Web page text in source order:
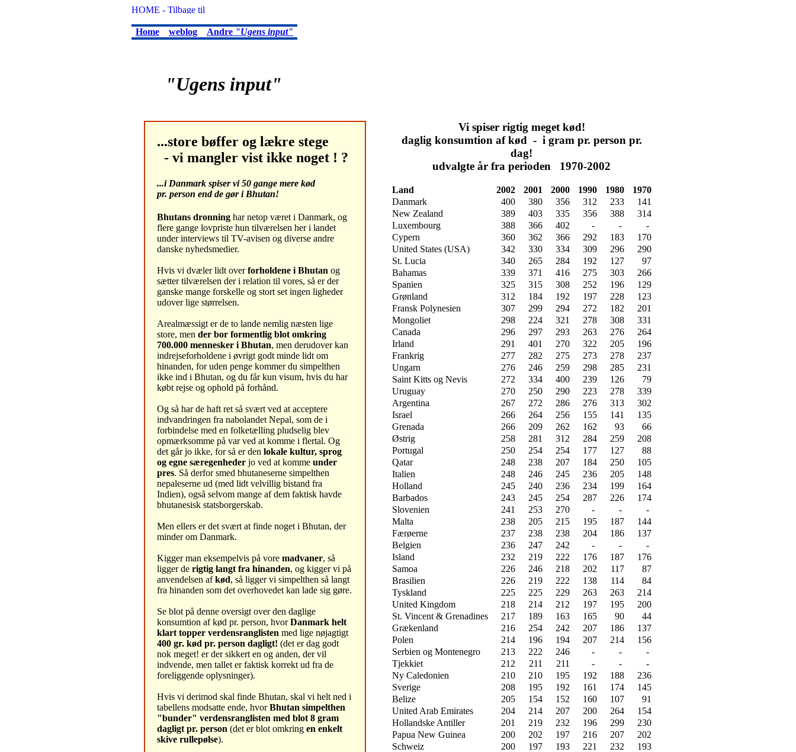
Home weblog Andre "Ugens input"
"Ugens input"
...store bøffer og lækre stege
- vi mangler vist ikke noget ! ?
...i Danmark spiser vi 50 gange mere kød
pr. person end de gør i Bhutan!
Bhutans dronninghar netop været i Danmark, og
flere gange lovpriste hun tilværelsen her i landet
under interviews til TV-avisen og diverse andre
danske nyhedsmedier.
Hvis vi dvæler lidt overforholdene i Bhutanog
sætter tilværelsen der i relation til vores, så er der
ganske mange forskelle og stort set ingen ligheder
udover lige størrelsen.
Arealmæssigt er de to lande nemlig næsten lige
store, men der bor formentlig blot omkring
700.000 mennesker i Bhutan, men derudover kan
indrejseforholdene i øvrigt godt minde lidt om
hinanden, for uden penge kommer du simpelthen
ikke ind i Bhutan, og du får kun visum, hvis du har
købt rejse og ophold på forhånd.
Og så har de haft ret så svært ved at acceptere
indvandringen fra nabolandet Nepal, som de i
forbindelse med en folketælling pludselig blev
opmærksomme på var ved at komme i flertal. Og
det går jo ikke, for så er den lokale kultur, sprog
og egne særegenhederjo ved at komme under
pres. Så derfor smed bhutaneserne simpelthen
nepaleserne ud (med lidt velvillig bistand fra
Indien), også selvom mange af dem faktisk havde
bhutanesisk statsborgerskab.
Men ellers er det svært at finde noget i Bhutan, der
minder om Danmark.
Kigger man eksempelvis på vore madvaner, så
ligger de rigtig langt fra hinanden, og kigger vi på
anvendelsen afkød, så ligger vi simpelthen så langt
fra hinanden som det overhovedet kan lade sig gøre.
Se blot på denne oversigt over den daglige
konsumtion af kød pr. person, hvorDanmark helt
klart topper verdensranglistenmed lige nøjagtigt
400 gr. kød pr. person dagligt! (det er dag godt
nok meget! er der sikkert en og anden, der vil
indvende, men tallet er faktisk korrekt ud fra de
foreliggende oplysninger).
Hvis vi derimod skal finde Bhutan, skal vi helt ned i
tabellens modsatte ende, hvorBhutan simpelthen
"bunder" verdensranglisten med blot 8 gram
dagligt pr. person(det er blot omkring en enkelt
skive rullepølse).
Vi spiser rigtig meget kød!
daglig konsumtion af kød - i gram pr. person pr.
dag!
udvalgte år fra perioden 1970-2002
Land 2002 2001 2000 1990 1980
1970
Danmark
400 380 356 312 233
141
New Zealand
389 403 335 356 388
314
Luxembourg
388 366 402 - -
-
Cypern
360 362 366 292 183
170
United States (USA)
342 330 334 309 296
290
St. Lucia
340 265 284 192 127
97
Bahamas
339 371 416 275 303
266
Spanien
325 315 308 252 196
129
Grønland
312 184 192 197 228
123
Fransk Polynesien
307 299 294 272 182
201
Mongoliet
298 224 321 278 308
331
Canada
296 297 293 263 276
264
Irland
291 401 270 322 205
196
Frankrig
277 282 275 273 278
237
Ungarn
276 246 259 298 285
231
Saint Kitts og Nevis
272 334 400 239 126
79
Uruguay
270 250 290 223 278
339
Argentina
267 272 286 276 313
302
Israel
266 264 256 155 141
135
Grenada
266 209 262 162 93
66
Østrig
258 281 312 284 259
208
Portugal
250 254 254 177 127
88
Qatar
248 238 207 184 250
105
Italien
248 246 245 236 205
148
Holland
245 240 236 234 199
164
Barbados
243 245 254 287 226
174
Slovenien
241 253 270 - -
-
Malta
238 205 215 195 187
144
Færøerne
237 238 238 204 186
137
Belgien
236 247 242 - -
-
Island
232 219 222 176 187
176
Samoa
226 246 218 202 117
87
Brasilien
226 219 222 138 114
84
Tyskland
225 225 229 263 263
214
United Kingdom
218 214 212 197 195
200
St. Vincent & Grenadines
217 189 163 165 90
44
Grækenland
216 254 242 207 186
137
Polen
214 196 194 207 214
156
Serbien og Montenegro
213 222 246 - -
-
Tjekkiet
212 211 211 - -
-
Ny Caledonien
210 210 195 192 188
236
Sverige
208 195 192 161 174
145
Belize
205 154 152 160 107
91
United Arab Emirates
204 214 207 200 264
154
Hollandske Antiller
201 219 232 196 299
230
Papua New Guinea
200 202 197 216 207
202
Schweiz
200 197 193 221 232
193